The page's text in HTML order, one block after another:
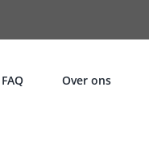
FAQ Over ons